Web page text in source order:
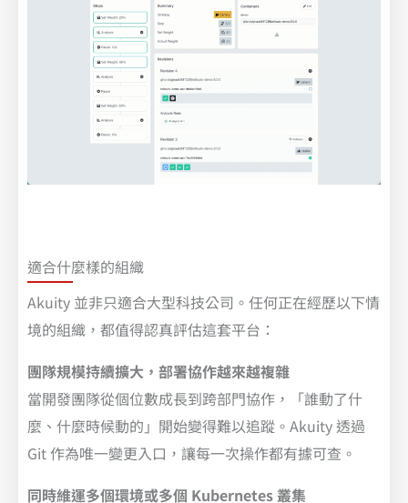
適合什麼樣的組織
Akuity 並非只適合大型科技公司。任何正在經歷以下情
境的組織，都值得認真評估這套平台：
團隊規模持續擴大，部署協作越來越複雜
當開發團隊從個位數成長到跨部門協作，「誰動了什
麼、什麼時候動的」開始變得難以追蹤。Akuity 透過
Git 作為唯一變更入口，讓每一次操作都有據可查。
同時維運多個環境或多個 Kubernetes 叢集